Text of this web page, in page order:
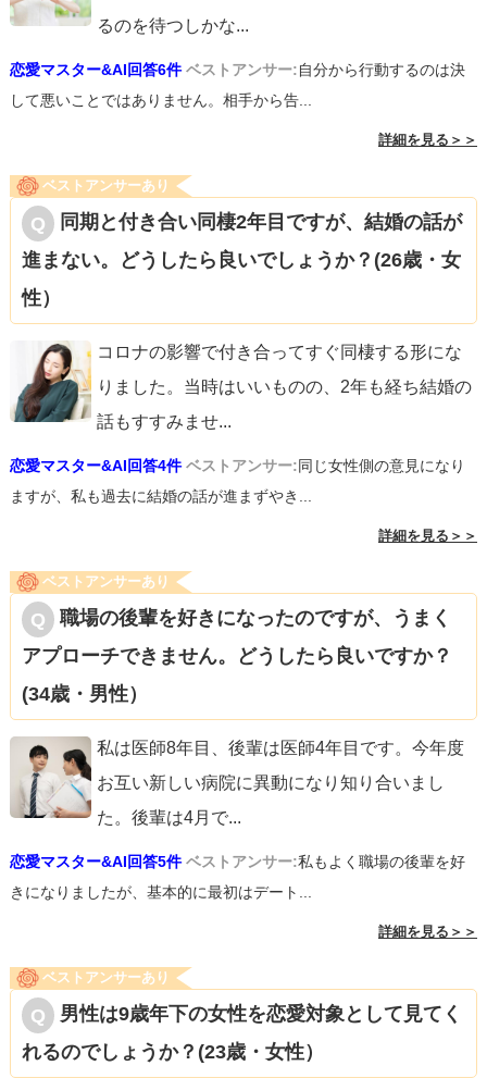
るのを待つしかな...
恋愛マスター&AI回答6件 ベストアンサー:自分から行動するのは決
して悪いことではありません。相手から告...
詳細を見る＞＞
ベストアンサーあり
同期と付き合い同棲2年目ですが、結婚の話が
進まない。どうしたら良いでしょうか？(26歳・女
性）
コロナの影響で付き合ってすぐ同棲する形にな
りました。当時はいいものの、2年も経ち結婚の
話もすすみませ...
恋愛マスター&AI回答4件 ベストアンサー:同じ女性側の意見になり
ますが、私も過去に結婚の話が進まずやき...
詳細を見る＞＞
ベストアンサーあり
職場の後輩を好きになったのですが、うまく
アプローチできません。どうしたら良いですか？
(34歳・男性）
私は医師8年目、後輩は医師4年目です。今年度
お互い新しい病院に異動になり知り合いまし
た。後輩は4月で...
恋愛マスター&AI回答5件 ベストアンサー:私もよく職場の後輩を好
きになりましたが、基本的に最初はデート...
詳細を見る＞＞
ベストアンサーあり
男性は9歳年下の女性を恋愛対象として見てく
れるのでしょうか？(23歳・女性）